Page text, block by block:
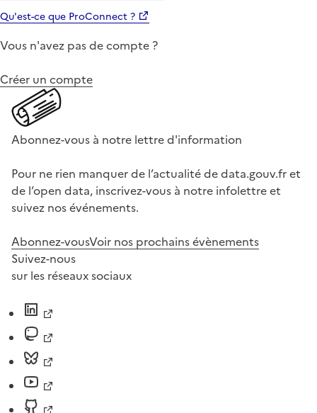
Qu'est-ce que ProConnect ?
Vous n'avez pas de compte ?
Créer un compte
Abonnez-vous à notre lettre d'information
Pour ne rien manquer de l’actualité de data.gouv.fr et
de l’open data, inscrivez-vous à notre infolettre et
suivez nos événements.
Abonnez-vousVoir nos prochains évènements
Suivez-nous
sur les réseaux sociaux